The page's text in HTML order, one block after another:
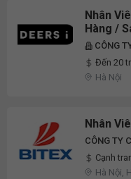
Nhân
Hàng /
Thu
Việc Tại
CÔNG
Đến 20
Hà Nội
Nhân
CÔNG TY
Cạnh
Hà Nội,